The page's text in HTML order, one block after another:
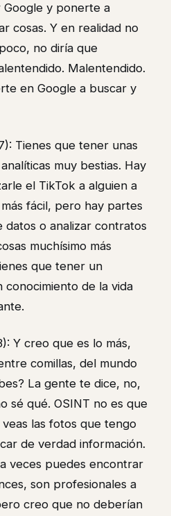
Google y ponerte a
cosas. Y en realidad no
no diría que
Malentendido.
en Google a buscar y
Tienes que tener unas
muy bestias. Hay
el TikTok a alguien a
fácil, pero hay partes
datos o analizar contratos
muchísimo más
que tener un
de la vida
Y creo que es lo más,
comillas, del mundo
La gente te dice, no,
sé qué. OSINT no es que
las fotos que tengo
de verdad información.
veces puedes encontrar
son profesionales a
creo que no deberían